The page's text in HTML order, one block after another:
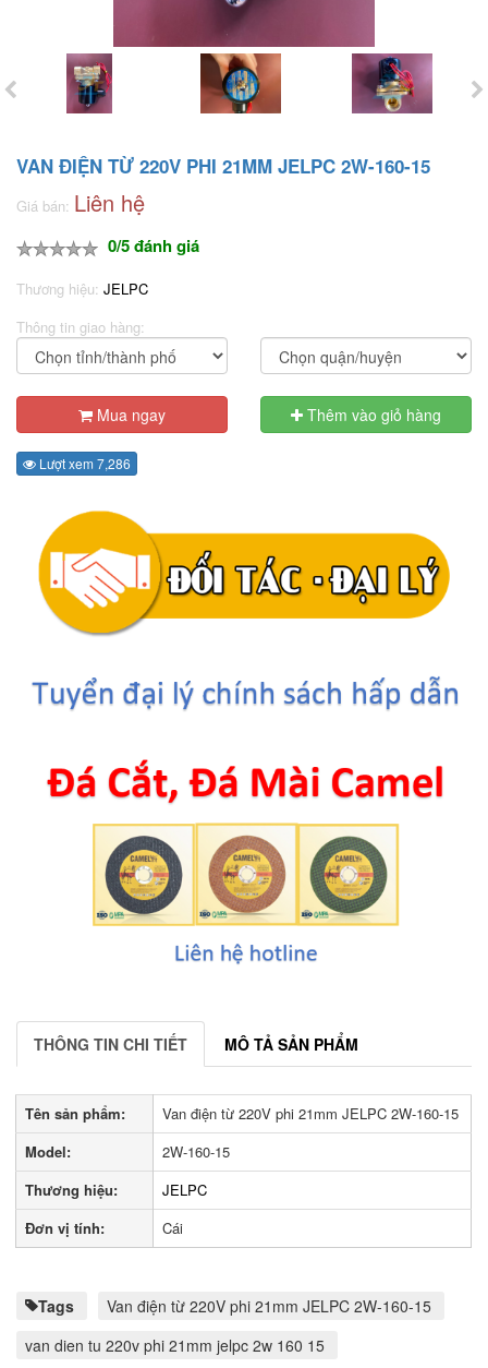
VAN ĐIỆN TỪ 220V PHI 21MM JELPC 2W-160-15
Giá bán: Liên hệ
0/5 đánh giá
Thương hiệu: JELPC
Thông tin giao hàng:
Mua ngay Thêm vào giỏ hàng
Lượt xem 7,286
THÔNG TIN CHI TIẾT MÔ TẢ SẢN PHẨM
Tên sản phẩm:
Van điện từ 220V phi 21mm JELPC 2W-160-15
Model:
2W-160-15
Thương hiệu:
JELPC
Đơn vị tính:
Cái
Tags
Van điện từ 220V phi 21mm JELPC 2W-160-15
van dien tu 220v phi 21mm jelpc 2w 160 15